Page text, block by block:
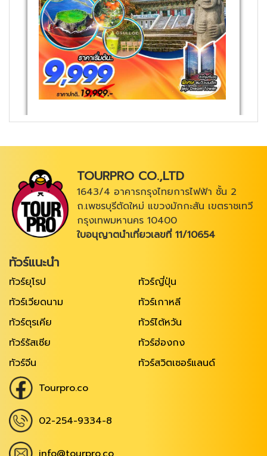
TOURPRO CO.,LTD
1643/4 อาคารกรุงไทยการไฟฟ้า ชั้น 2
ถ.เพชรบุรีตัดใหม่ แขวงมักกะสัน เขตราชเทวี
กรุงเทพมหานคร 10400
ใบอนุญาตนำเที่ยวเลขที่ 11/10654
ทัวร์แนะนำ
ทัวร์ยุโรป
ทัวร์ญี่ปุ่น
ทัวร์เวียดนาม
ทัวร์เกาหลี
ทัวร์ตุรเคีย
ทัวร์ไต้หวัน
ทัวร์รัสเซีย
ทัวร์ฮ่องกง
ทัวร์จีน
ทัวร์สวิตเซอร์แลนด์
Tourpro.co
02-254-9334-8